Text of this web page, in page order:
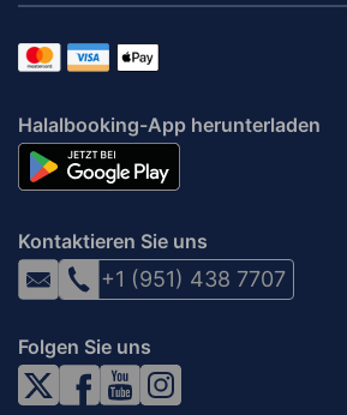
Halalbooking-App herunterladen
Kontaktieren Sie uns
+1 (951) 438 7707
Folgen Sie uns